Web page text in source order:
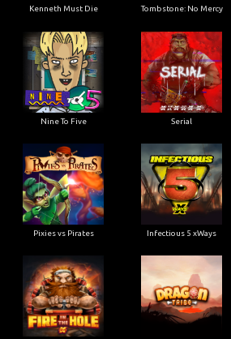
Kenneth Must Die Tombstone: No Mercy
Nine To Five Serial
Pixies vs Pirates Infectious 5 xWays